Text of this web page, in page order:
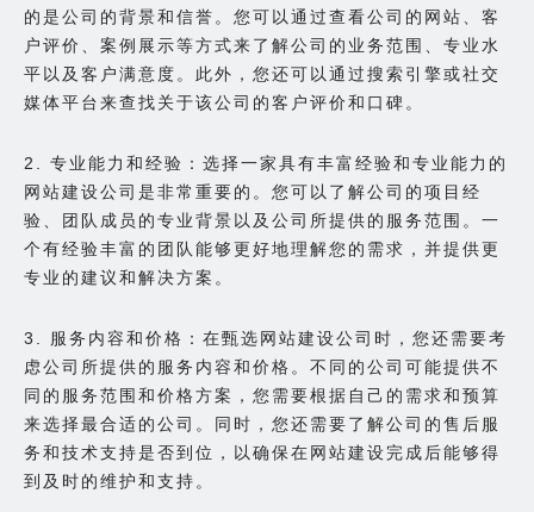
的是公司的背景和信誉。您可以通过查看公司的网站、客
户评价、案例展示等方式来了解公司的业务范围、专业水
平以及客户满意度。此外，您还可以通过搜索引擎或社交
媒体平台来查找关于该公司的客户评价和口碑。
2. 专业能力和经验：选择一家具有丰富经验和专业能力的
网站建设公司是非常重要的。您可以了解公司的项目经
验、团队成员的专业背景以及公司所提供的服务范围。一
个有经验丰富的团队能够更好地理解您的需求，并提供更
专业的建议和解决方案。
3. 服务内容和价格：在甄选网站建设公司时，您还需要考
虑公司所提供的服务内容和价格。不同的公司可能提供不
同的服务范围和价格方案，您需要根据自己的需求和预算
来选择最合适的公司。同时，您还需要了解公司的售后服
务和技术支持是否到位，以确保在网站建设完成后能够得
到及时的维护和支持。